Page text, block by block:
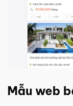
Mẫu web